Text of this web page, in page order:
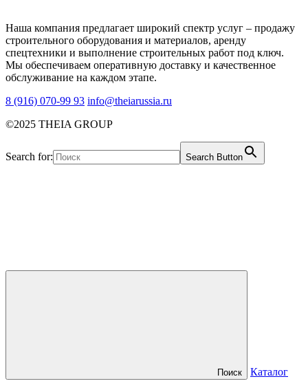
Наша компания предлагает широкий спектр услуг – продажу
строительного оборудования и материалов, аренду
спецтехники и выполнение строительных работ под ключ.
Мы обеспечиваем оперативную доставку и качественное
обслуживание на каждом этапе.
8 (916) 070-99 93 info@theiarussia.ru
©2025 THEIA GROUP
Search for: Search Button
Поиск Каталог